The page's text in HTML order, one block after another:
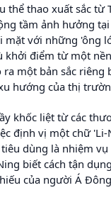
thể thao xuất sắc từ
tầm ảnh hưởng
mặt với những 'ông
khởi điểm từ một
ra một bản sắc riêng
hướng của thị
khốc liệt từ các
định vị một chữ
dùng là nhiệm vụ
biết cách tận
của người Á